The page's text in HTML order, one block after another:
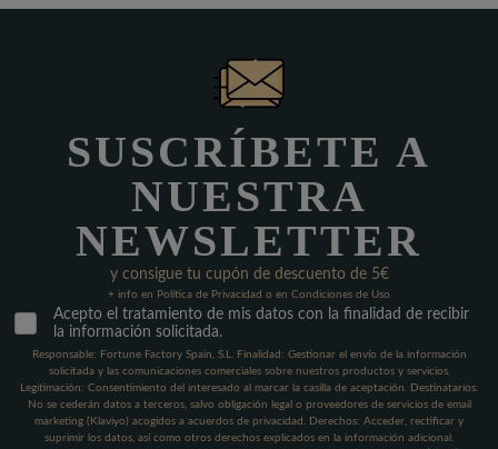
SUSCRÍBETE A
NUESTRA
NEWSLETTER
y consigue tu cupón de descuento de 5€
+ info en Política de Privacidad o en Condiciones de Uso
Acepto el tratamiento de mis datos con la finalidad de recibir
la información solicitada.
Responsable: Fortune Factory Spain, S.L. Finalidad: Gestionar el envío de la información
solicitada y las comunicaciones comerciales sobre nuestros productos y servicios.
Legitimación: Consentimiento del interesado al marcar la casilla de aceptación. Destinatarios:
No se cederán datos a terceros, salvo obligación legal o proveedores de servicios de email
marketing (Klaviyo) acogidos a acuerdos de privacidad. Derechos: Acceder, rectificar y
suprimir los datos, así como otros derechos explicados en la información adicional.